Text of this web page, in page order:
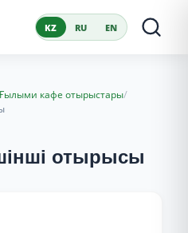
KZ RU EN
Ғылыми кафе отырыстары/
отырысы